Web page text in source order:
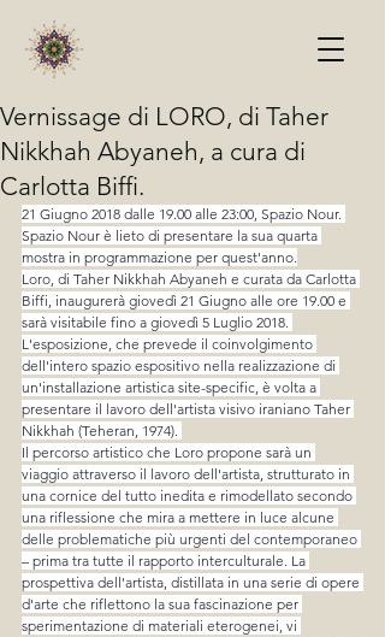
Vernissage di LORO, di Taher
Nikkhah Abyaneh, a cura di
Carlotta Biffi.
21 Giugno 2018 dalle 19.00 alle 23:00, Spazio Nour.
Spazio Nour è lieto di presentare la sua quarta
mostra in programmazione per quest'anno.
Loro, di Taher Nikkhah Abyaneh e curata da Carlotta
Biffi, inaugurerà giovedì 21 Giugno alle ore 19.00 e
sarà visitabile fino a giovedì 5 Luglio 2018.
L'esposizione, che prevede il coinvolgimento
dell'intero spazio espositivo nella realizzazione di
un'installazione artistica site-specific, è volta a
presentare il lavoro dell'artista visivo iraniano Taher
Nikkhah (Teheran, 1974).
Il percorso artistico che Loro propone sarà un
viaggio attraverso il lavoro dell'artista, strutturato in
una cornice del tutto inedita e rimodellato secondo
una riflessione che mira a mettere in luce alcune
delle problematiche più urgenti del contemporaneo
– prima tra tutte il rapporto interculturale. La
prospettiva dell'artista, distillata in una serie di opere
d'arte che riflettono la sua fascinazione per
sperimentazione di materiali eterogenei, vi